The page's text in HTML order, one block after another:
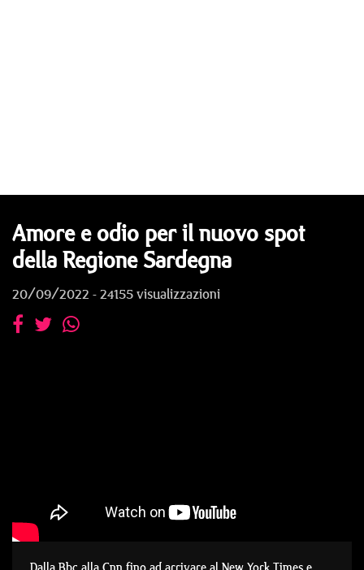
Amore e odio per il nuovo spot
della Regione Sardegna
20/09/2022 - 24155 visualizzazioni